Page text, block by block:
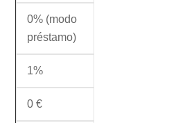
0% (modo
préstamo)
1%
0 €